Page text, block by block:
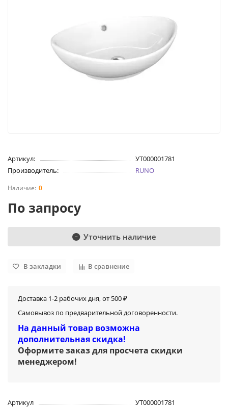
Артикул:
УТ000001781
Производитель:
RUNO
0
По запросу
Уточнить наличие
В закладки В сравнение
Доставка 1-2 рабочих дня, от 500 ₽
Самовывоз по предварительной договоренности.
На данный товар возможна
дополнительная скидка!
Оформите заказ для просчета скидки
менеджером!
Артикул
УТ000001781